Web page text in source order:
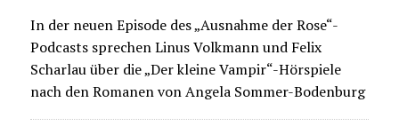
In der neuen Episode des „Ausnahme der Rose“-
Podcasts sprechen Linus Volkmann und Felix
Scharlau über die „Der kleine Vampir“-Hörspiele
nach den Romanen von Angela Sommer-Bodenburg